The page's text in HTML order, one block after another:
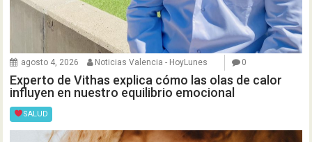
agosto 4, 2026 Noticias Valencia - HoyLunes 0
Experto de Vithas explica cómo las olas de calor
influyen en nuestro equilibrio emocional
SALUD